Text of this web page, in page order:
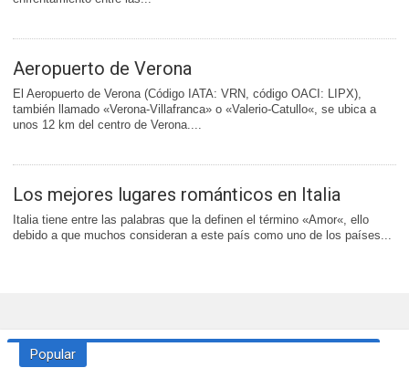
Aeropuerto de Verona
El Aeropuerto de Verona (Código IATA: VRN, código OACI: LIPX),
también llamado «Verona-Villafranca» o «Valerio-Catullo«, se ubica a
unos 12 km del centro de Verona....
Los mejores lugares románticos en Italia
Italia tiene entre las palabras que la definen el término «Amor«, ello
debido a que muchos consideran a este país como uno de los países...
Popular